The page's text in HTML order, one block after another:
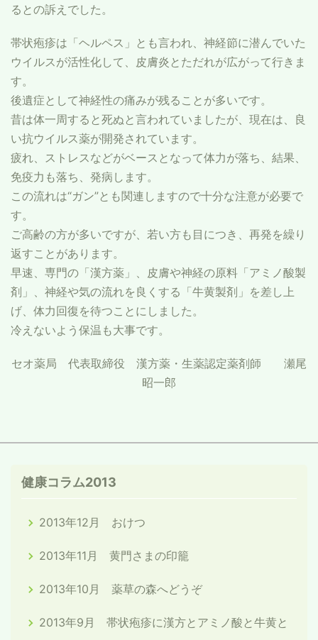
るとの訴えでした。
帯状疱疹は「ヘルペス」とも言われ、神経節に潜んでいた
ウイルスが活性化して、皮膚炎とただれが広がって行きま
す。
後遺症として神経性の痛みが残ることが多いです。
昔は体一周すると死ぬと言われていましたが、現在は、良
い抗ウイルス薬が開発されています。
疲れ、ストレスなどがベースとなって体力が落ち、結果、
免疫力も落ち、発病します。
この流れは“ガン”とも関連しますので十分な注意が必要で
す。
ご高齢の方が多いですが、若い方も目につき、再発を繰り
返すことがあります。
早速、専門の「漢方薬」、皮膚や神経の原料「アミノ酸製
剤」、神経や気の流れを良くする「牛黄製剤」を差し上
げ、体力回復を待つことにしました。
冷えないよう保温も大事です。
セオ薬局 代表取締役 漢方薬・生薬認定薬剤師 瀬尾
昭一郎
健康コラム2013
2013年12月 おけつ
2013年11月 黄門さまの印籠
2013年10月 薬草の森へどうぞ
2013年9月 帯状疱疹に漢方とアミノ酸と牛黄と